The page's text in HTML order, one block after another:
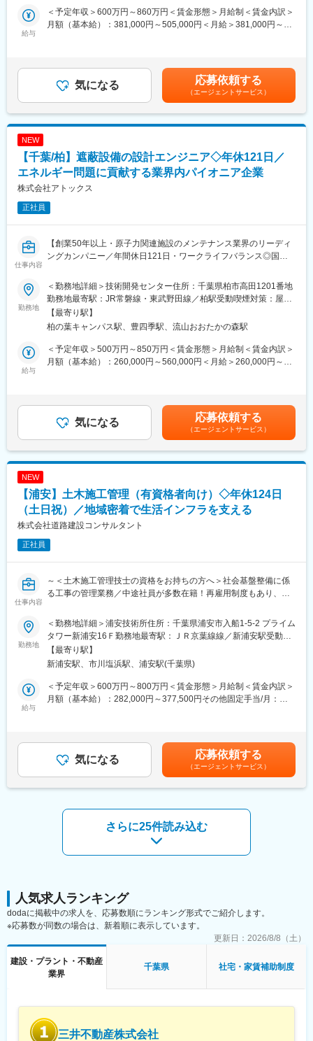
ています。
ます。
（2）福利厚生◎！
なフィールドがあります。また、独身寮の設置、保養所・リゾー
トマンションの利用、三菱UFJ銀行健康保険組合への加入などを
実現し退職金制度等、各種手当も充実しています！
タセンターに入居される外資系テナントの包括管理（窓口・カス
タマー対応）と、建物の設備管理の業務のお2つをお任せします。
海外のお客様も多いため、英語スキルを活かしてご活躍いただく
ことが可能です。
に対し、最適な解を出し、その諸問題解決に向けた合理的な提案
と、データセンターの設備管理業務を担当します。また、その場
をし、社内に持ち帰り、専門スタッフに連携、解を導き出し、テ
ナントへ提案を実施。
◆テナント対応詳細
・IT企業のお客様からの設備に関する問合せ対応（日本語メイ
ン、月2件程）
・問い合わせに関する調査・資料作成（英語メイン）
◆設備管理業務詳細
・設備の保守／点検／整備／運転管理
・点検・整備の計画と実施
■働き方
・完全週休2日（土日祝）
・年間休日１２３日
・転勤なし
給与
＜予定年収＞600万円～860万円＜賃金形態＞月給制＜賃金内訳＞
月額（基本給）：381,000円～505,000円＜月給＞381,000円～
選考を通じて上下する可能性があります。月給(月額)は固定手当を
含めた表記です。
気になる 応募依頼する
（エージェントサービス）
NEW
【千葉/柏】遮蔽設備の設計エンジニア◇年休121日／
エネルギー問題に貢献する業界内パイオニア企業
株式会社アトックス
正社員
仕事内容
【創業50年以上・原子力関連施設のメンテナンス業界のリーディ
ングカンパニー／年間休日121日・ワークライフバランス◎国の
アトックスの企業理念は、環境とエネルギーの課題解決に寄与
し、社会の発展と社員の幸せに貢献することです。
原子力施設から放射性物質による汚染の除去業務を民間企業とし
て初めて受託、原子力施設の総合的なメンテナンス技術を半世紀
にわたって築き上げてきました。
それぞれの事業分野で培ってきた信頼と実績により、より高品質
なサービスをお届けすることに誇りを持っています。
原子力施設、研究施設等において、遮蔽設計/放射線防護計画を担
って頂きます。
・遮蔽解析に基づく放射線防護計画
などを予定しています。
業務では、計算コードを用いる場合があります。
■当社について：
して、スローガンに「人×技術でNext Stageへ」を掲げ常に新しい
挑戦を続けています。
活躍のフィールドはRI（放射性同位元素）関連の研究施設、核医
学事業分野にまで広がっています。
また福島復興を使命に持ち、日本のエネルギー施設の土台を支え
る非常に重要かつやりがいのある業務を行うことが出来ます。
変更の範囲：会社の定める業務
勤務地
＜勤務地詳細＞技術開発センター住所：千葉県柏市高田1201番地
勤務地最寄駅：JR常磐線・東武野田線／柏駅受動喫煙対策：屋内
全面禁煙変更の範囲：会社の定める事業所
【最寄り駅】
柏の葉キャンパス駅、豊四季駅、流山おおたかの森駅
給与
＜予定年収＞500万円～850万円＜賃金形態＞月給制＜賃金内訳＞
月額（基本給）：260,000円～560,000円＜月給＞260,000円～
与：年2回（6月・12月※過去実績3ヶ月分）賃金はあくまでも目安
の金額であり、選考を通じて上下する可能性があります。月給(月
額)は固定手当を含めた表記です。
気になる 応募依頼する
（エージェントサービス）
NEW
【浦安】土木施工管理（有資格者向け）◇年休124日
（土日祝）／地域密着で生活インフラを支える
株式会社道路建設コンサルタント
正社員
仕事内容
～＜土木施工管理技士の資格をお持ちの方へ＞社会基盤整備に係
る工事の管理業務／中途社員が多数在籍！再雇用制度もあり、長
当社は千葉県を中心に、国土交通省や自治体からの公共事業を多
数受託している建設コンサルタント会社です。道路・橋梁・上下
水道・トンネルなど、生活に欠かせない社会インフラの調査・設
計・維持管理を通じて、地域の安全・安心を支えています。
そんな当社にて、土木工事の安全・品質・工程等の管理を円滑に
おこなう管理業務を担っていただきます。
施工管理業務のうち公共工事の発注者支援業務では、調査・計
画・設計・積算・施工及び維持管理など発注者を支援する業務を
担当いただきます。
計・施工ノウハウにより、調査・計画・設計・積算等についても
担当する場合があります。
・現場の立会、書類のチェック、図面の修正、積算 など
・Excel、Wordのほか、メールおよびCADソフトを使用
県をメインとしながら、近郊エリアへと対象を広げる予定です。
半年または1年単位での案件が多く、千葉県内の拠点にて異動が発
生する可能性があります。
■組織構成：
30代から60代の社員まで、幅広く活躍しております。入社後は当
社の業務の進め方を覚えていただき、その後はこれまでの経験を
性があります。
■会社全体でスキルアップする仕組み：
勤務地
＜勤務地詳細＞浦安技術所住所：千葉県浦安市入船1-5-2 プライム
タワー新浦安16Ｆ勤務地最寄駅：ＪＲ京葉線線／新浦安駅受動喫
煙対策：屋内全面禁煙変更の範囲：会社の定める事業所
【最寄り駅】
新浦安駅、市川塩浜駅、浦安駅(千葉県)
給与
＜予定年収＞600万円～800万円＜賃金形態＞月給制＜賃金内訳＞
月額（基本給）：282,000円～377,500円その他固定手当/月：
手当を含みます。■昇給：年1回（10月）■賞与：年2回（7月、12
月）賃金はあくまでも目安の金額であり、選考を通じて上下する
可能性があります。月給(月額)は固定手当を含めた表記です。
気になる 応募依頼する
（エージェントサービス）
さらに25件読み込む
人気求人ランキング
dodaに掲載中の求人を、応募数順にランキング形式でご紹介します。
※応募数が同数の場合は、新着順に表示しています。
更新日： 2026/8/8（土）
建設・プラント・不動産
業界
千葉県 社宅・家賃補助制度
三井不動産株式会社